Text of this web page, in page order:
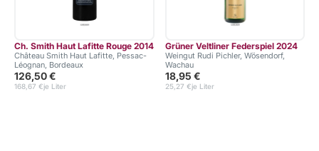
Ch. Smith Haut Lafitte Rouge 2014
Château Smith Haut Lafitte, Pessac-
Léognan, Bordeaux
126,50 €
je Liter
168,67 €
Grüner Veltliner Federspiel 2024
Weingut Rudi Pichler, Wösendorf,
Wachau
18,95 €
je Liter
25,27 €